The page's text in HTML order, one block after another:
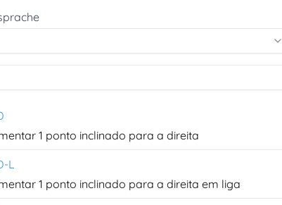
1 ponto inclinado para a direita
L
1 ponto inclinado para a direita em liga